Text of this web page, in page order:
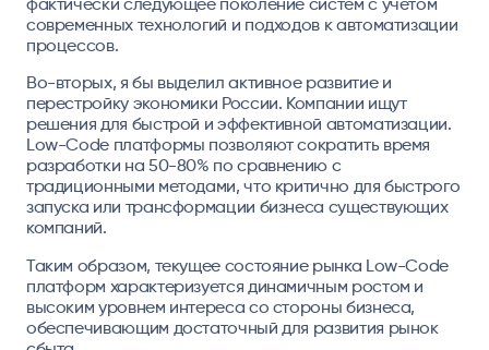
современных технологий и подходов к автоматизации
процессов.
Во-вторых, я бы выделил активное развитие и
перестройку экономики России. Компании ищут
решения для быстрой и эффективной автоматизации.
Low-Code платформы позволяют сократить время
разработки на 50-80% по сравнению с
традиционными методами, что критично для быстрого
запуска или трансформации бизнеса существующих
компаний.
Таким образом, текущее состояние рынка Low-Code
платформ характеризуется динамичным ростом и
высоким уровнем интереса со стороны бизнеса,
обеспечивающим достаточный для развития рынок